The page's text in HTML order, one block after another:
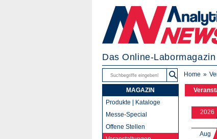
Das Online-Labormagazin
Home
2026
Aug
MAGAZIN
Produkte | Kataloge
Messe-Special
Offene Stellen